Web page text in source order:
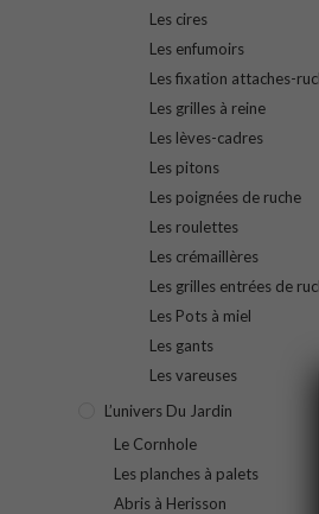
Les cires
Les enfumoirs
Les fixation attaches-
Les grilles à reine
Les lèves-cadres
Les pitons
Les poignées de ruche
Les roulettes
Les crémaillères
Les grilles entrées de
Les Pots à miel
Les gants
Les vareuses
L’univers Du Jardin
Le Cornhole
Les planches à palets
Abris à Herisson